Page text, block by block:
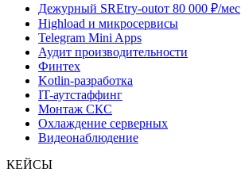
Дежурный SREtry-outот 80 000 ₽/мес
Highload и микросервисы
Telegram Mini Apps
Аудит производительности
Финтех
Kotlin-разработка
IT-аутстаффинг
Монтаж СКС
Охлаждение серверных
Видеонаблюдение
КЕЙСЫ